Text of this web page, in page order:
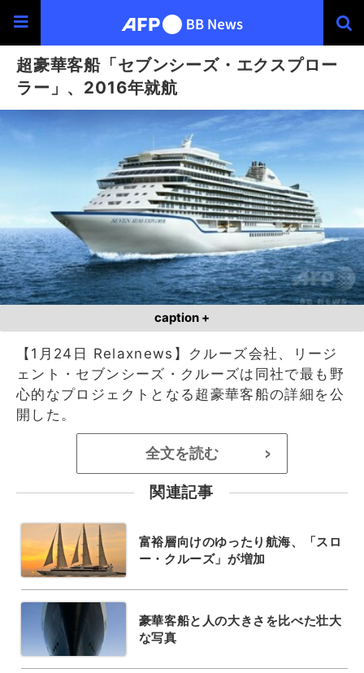
超豪華客船「セブンシーズ・エクスプロー
ラー」、2016年就航
caption +
【1月24日 Relaxnews】クルーズ会社、リージ
ェント・セブンシーズ・クルーズは同社で最も野
心的なプロジェクトとなる超豪華客船の詳細を公
開した。
全文を読む >
関連記事
富裕層向けのゆったり航海、「スロ
ー・クルーズ」が増加
豪華客船と人の大きさを比べた壮大
な写真